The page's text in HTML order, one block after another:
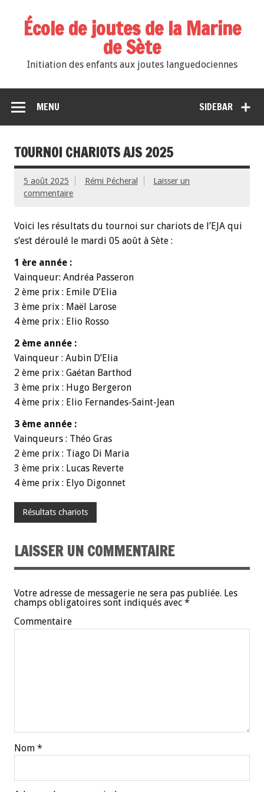
École de joutes de la Marine
de Sète
Initiation des enfants aux joutes languedociennes
SIDEBAR
MENU
TOURNOI CHARIOTS AJS 2025
5 août 2025 Rémi Pécheral
Laisser un
commentaire
Voici les résultats du tournoi sur chariots de l’EJA qui
s’est déroulé le mardi 05 août à Sète :
1 ère année :
Vainqueur: Andréa Passeron
2 ème prix : Emile D’Elia
3 ème prix : Maël Larose
4 ème prix : Elio Rosso
2 ème année :
Vainqueur : Aubin D’Elia
2 ème prix : Gaétan Barthod
3 ème prix : Hugo Bergeron
4 ème prix : Elio Fernandes-Saint-Jean
3 ème année :
Vainqueurs : Théo Gras
2 ème prix : Tiago Di Maria
3 ème prix : Lucas Reverte
4 ème prix : Elyo Digonnet
Résultats chariots
LAISSER UN COMMENTAIRE
Votre adresse de messagerie ne sera pas publiée. Les
champs obligatoires sont indiqués avec *
Commentaire
Nom *